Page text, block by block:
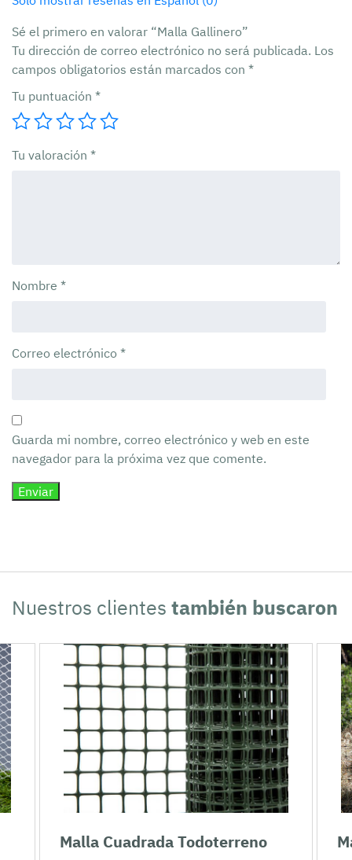
Sé el primero en valorar “Malla Gallinero”
Tu dirección de correo electrónico no será publicada. Los
campos obligatorios están marcados con *
Tu puntuación *
Tu valoración *
Nombre *
Correo electrónico *
Guarda mi nombre, correo electrónico y web en este
navegador para la próxima vez que comente.
Nuestros clientes también buscaron
Malla Cuadrada Todoterreno